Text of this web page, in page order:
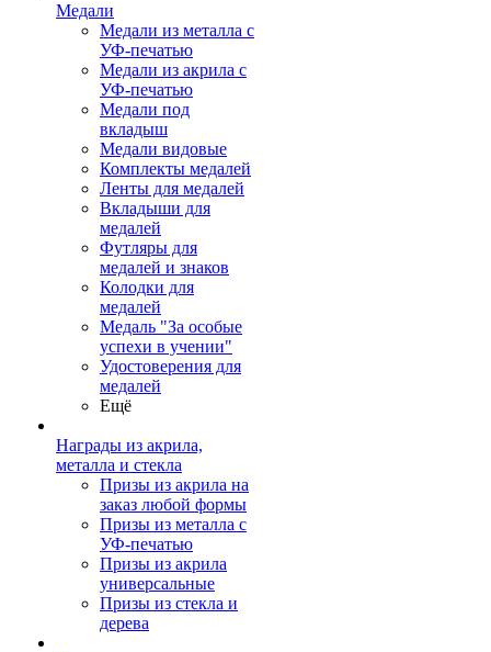
Медали
Медали из металла с
УФ-печатью
Медали из акрила с
УФ-печатью
Медали под
вкладыш
Медали видовые
Комплекты медалей
Ленты для медалей
Вкладыши для
медалей
Футляры для
медалей и знаков
Колодки для
медалей
Медаль "За особые
успехи в учении"
Удостоверения для
медалей
Ещё
Награды из акрила,
металла и стекла
Призы из акрила на
заказ любой формы
Призы из металла с
УФ-печатью
Призы из акрила
универсальные
Призы из стекла и
дерева